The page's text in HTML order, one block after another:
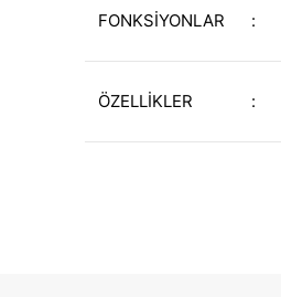
FONKSİYONLAR :
ÖZELLİKLER :